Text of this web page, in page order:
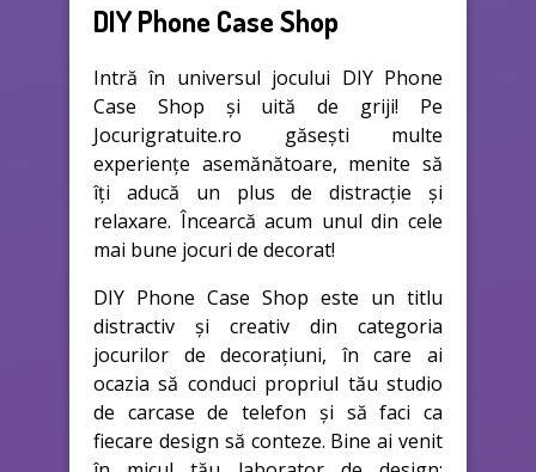
DIY Phone Case Shop
Intră în universul jocului DIY Phone
Case Shop și uită de griji! Pe
Jocurigratuite.ro găsești multe
experiențe asemănătoare, menite să
îți aducă un plus de distracție și
relaxare. Încearcă acum unul din cele
mai bune jocuri de decorat!
DIY Phone Case Shop este un titlu
distractiv și creativ din categoria
jocurilor de decorațiuni, în care ai
ocazia să conduci propriul tău studio
de carcase de telefon și să faci ca
fiecare design să conteze. Bine ai venit